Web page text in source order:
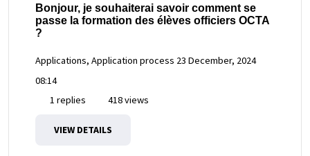
Bonjour, je souhaiterai savoir comment se
passe la formation des élèves officiers OCTA
?
Applications, Application process 23 December, 2024
08:14
1 replies
418 views
VIEW DETAILS